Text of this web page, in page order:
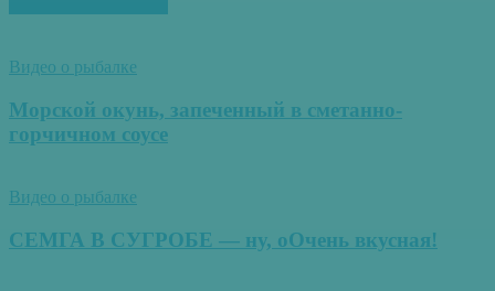
Видео о рыбалке
Морской окунь, запеченный в сметанно-
горчичном соусе
Видео о рыбалке
СЕМГА В СУГРОБЕ — ну, оОчень вкусная!